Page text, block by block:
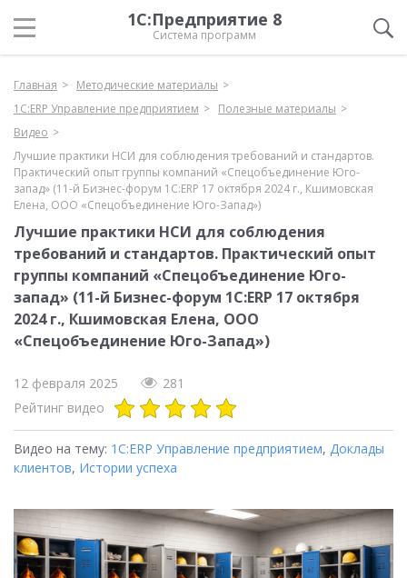
1С:Предприятие 8
Система программ
Главная
Методические материалы
1С:ERP Управление предприятием
Полезные материалы
Видео
Лучшие практики НСИ для соблюдения требований и стандартов.
Практический опыт группы компаний «Спецобъединение Юго-
запад» (11-й Бизнес-форум 1С:ERP 17 октября 2024 г., Кшимовская
Елена, ООО «Спецобъединение Юго-Запад»)
Лучшие практики НСИ для соблюдения
требований и стандартов. Практический опыт
группы компаний «Спецобъединение Юго-
запад» (11-й Бизнес-форум 1С:ERP 17 октября
2024 г., Кшимовская Елена, ООО
«Спецобъединение Юго-Запад»)
12 февраля 2025
281
Рейтинг видео
Видео на тему: 1С:ERP Управление предприятием, Доклады
клиентов, Истории успеха